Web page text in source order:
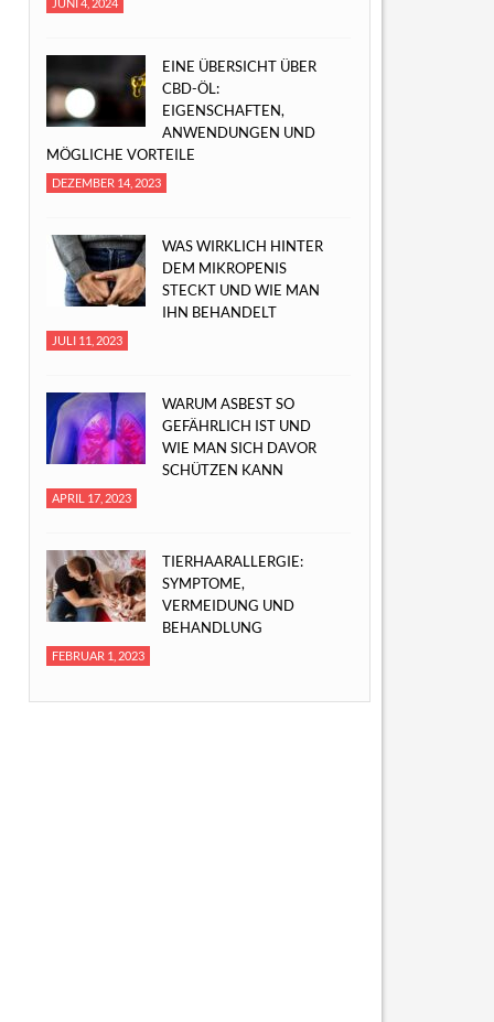
EINE ÜBERSICHT ÜBER
CBD-ÖL:
EIGENSCHAFTEN,
ANWENDUNGEN UND
MÖGLICHE VORTEILE
DEZEMBER 14, 2023
WAS WIRKLICH HINTER
DEM MIKROPENIS
STECKT UND WIE MAN
IHN BEHANDELT
JULI 11, 2023
WARUM ASBEST SO
GEFÄHRLICH IST UND
WIE MAN SICH DAVOR
SCHÜTZEN KANN
APRIL 17, 2023
TIERHAARALLERGIE:
SYMPTOME,
VERMEIDUNG UND
BEHANDLUNG
FEBRUAR 1, 2023